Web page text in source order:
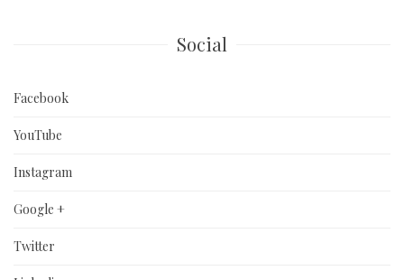
Social
Facebook
YouTube
Instagram
Google +
Twitter